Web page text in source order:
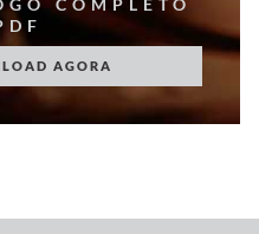
COMPLETO
AGORA